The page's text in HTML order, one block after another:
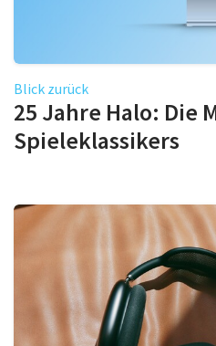
Blick zurück
25 Jahre Halo: Die
Spieleklassikers